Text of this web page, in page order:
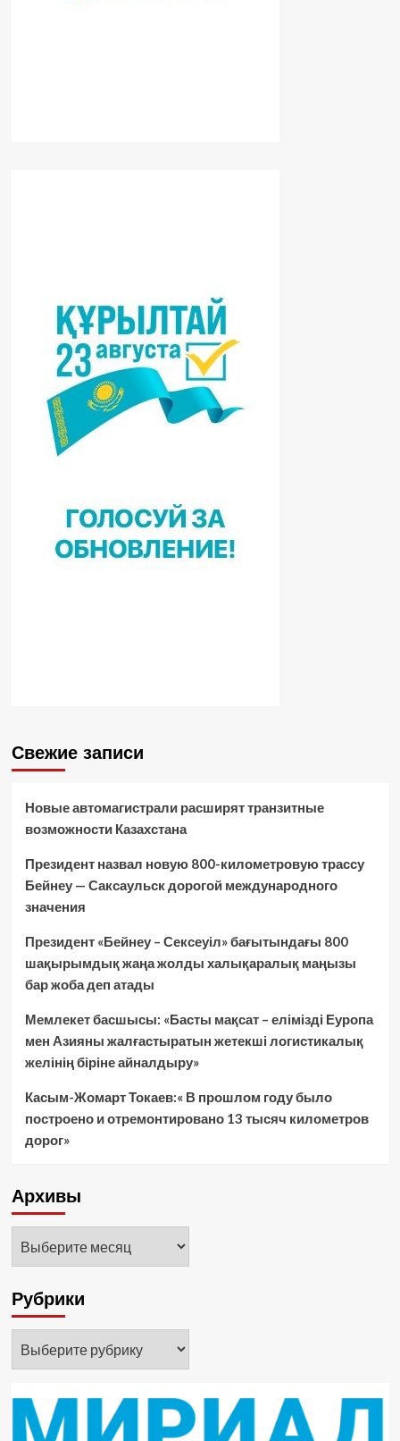
Свежие записи
Новые автомагистрали расширят транзитные
возможности Казахстана
Президент назвал новую 800-километровую трассу
Бейнеу — Саксаульск дорогой международного
значения
Президент «Бейнеу – Сексеуіл» бағытындағы 800
шақырымдық жаңа жолды халықаралық маңызы
бар жоба деп атады
Мемлекет басшысы: «Басты мақсат – елімізді Еуропа
мен Азияны жалғастыратын жетекші логистикалық
желінің біріне айналдыру»
Касым-Жомарт Токаев:« В прошлом году было
построено и отремонтировано 13 тысяч километров
дорог»
Архивы
Рубрики